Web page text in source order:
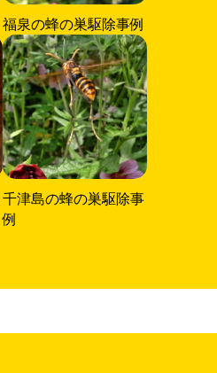
福泉の蜂の巣駆除事例
千津島の蜂の巣駆除事
例